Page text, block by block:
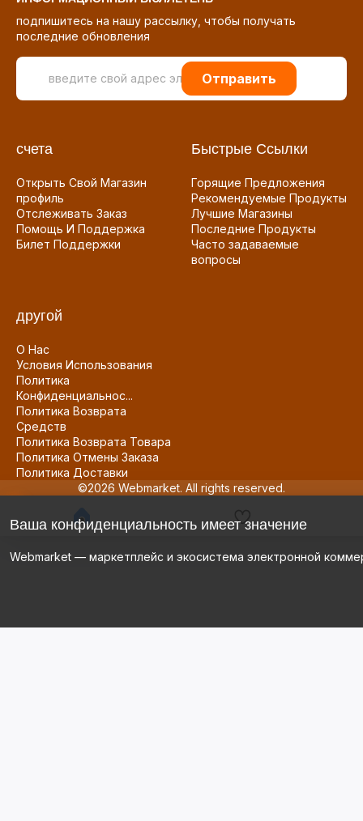
подпишитесь на нашу рассылку, чтобы получать
последние обновления
Отправить
счета
Открыть Свой Магазин
профиль
Отслеживать Заказ
Помощь И Поддержка
Билет Поддержки
Быстрые Ссылки
Горящие Предложения
Рекомендуемые Продукты
Лучшие Магазины
Последние Продукты
Часто задаваемые
вопросы
другой
О Нас
Условия Использования
Политика
Конфиденциальнос...
Политика Возврата
Средств
Политика Возврата Товара
Политика Отмены Заказа
Политика Доставки
©2026 Webmarket. All rights reserved.
Ваша конфиденциальность имеет значение
Webmarket — маркетплейс и экосистема электронной